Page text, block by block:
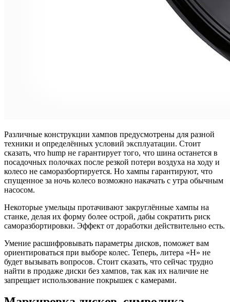
Различные конструкции хампов предусмотрены для разной
техники и определённых условий эксплуатации. Стоит
сказать, что hump не гарантирует того, что шина останется в
посадочных полочках после резкой потери воздуха на ходу и
колесо не саморазбортируется. Но хампы гарантируют, что
спущенное за ночь колесо возможно накачать с утра обычным
насосом.
Некоторые умельцы протачивают закруглённые хампы на
станке, делая их форму более острой, дабы сократить риск
саморазбортировки. Эффект от доработки действительно есть.
Умение расшифровывать параметры дисков, поможет вам
ориентироваться при выборе колес. Теперь, литера «Н» не
будет вызывать вопросов. Стоит сказать, что сейчас трудно
найти в продаже диски без хампов, так как их наличие не
запрещает использование покрышек с камерами.